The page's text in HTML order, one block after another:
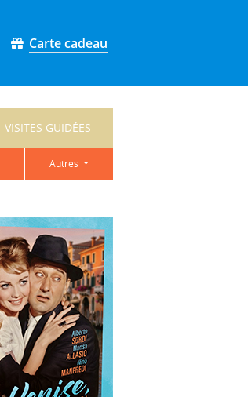
Carte cadeau
VISITES GUIDÉES
autres